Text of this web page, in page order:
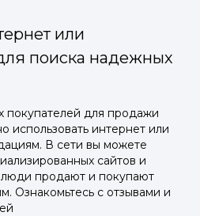
для входа на ваш
заявку
мессенджер-бот — магазины
Фото, описание и
прямо в чате.
заявку
мессенджер-бот — магазины
Фото, описание и
прямо в чате.
или
поиска надежных
для продажи
использовать интернет или
В сети вы можете
сайтов и
продают и покупают
Ознакомьтесь с отзывами и